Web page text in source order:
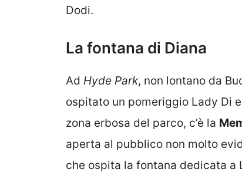
Dodi.
La fontana di Diana
Ad Hyde Park, non lontano da
ospitato un pomeriggio Lady Di
zona erbosa del parco, c’è la
aperta al pubblico non molto
che ospita la fontana dedicata a